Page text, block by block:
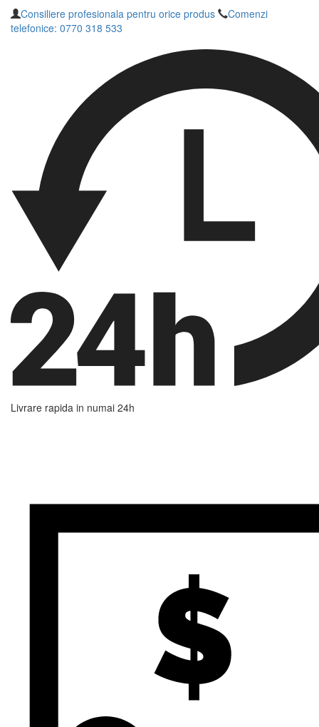
Consiliere profesionala pentru orice produs
Comenzi
telefonice: 0770 318 533
Livrare rapida in numai 24h